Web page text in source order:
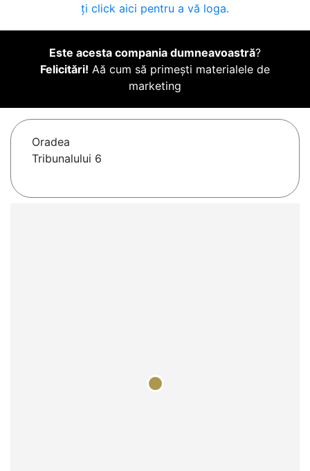
ți click aici pentru a vă loga.
Este acesta compania dumneavoastră?
Felicitări! Aă cum să primești materialele de
marketing
Oradea
Tribunalului 6